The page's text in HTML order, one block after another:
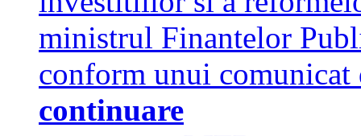
ministrul Finantelor
conform unui
continuare